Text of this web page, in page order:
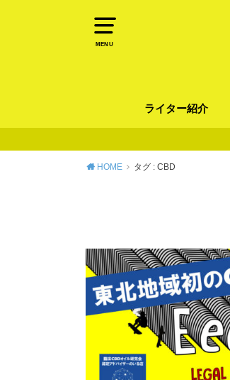
MENU
ライター紹介
HOME タグ : CBD